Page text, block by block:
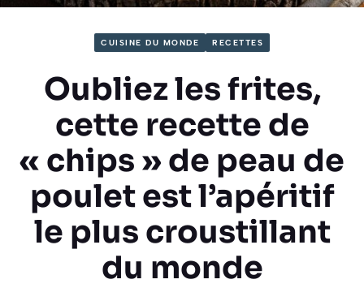
CUISINE DU MONDE RECETTES
Oubliez les frites,
cette recette de
« chips » de peau de
poulet est l’apéritif
le plus croustillant
du monde